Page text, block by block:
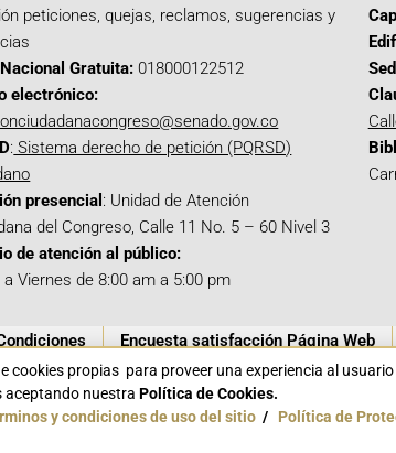
peticiones, quejas, reclamos, sugerencias y
Gratuita: 018000122512
electrónico:
: Sistema derecho de petición (PQRSD)
presencial : Unidad de Atención
del Congreso, Calle 11 No. 5 – 60 Nivel 3
de atención al público:
a Viernes de 8:00 am a 5:00 pm
Encuesta satisfacción Página Web
cookies propias para proveer una experiencia al
aceptando nuestra Política de Cookies.
y condiciones de uso del sitio/ Política de